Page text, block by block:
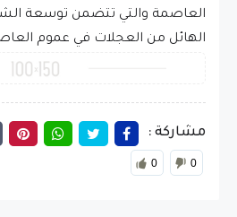
العاصمة والتي تتضمن توسعة
الهائل من العجلات في عموم
مشاركة :
0 0